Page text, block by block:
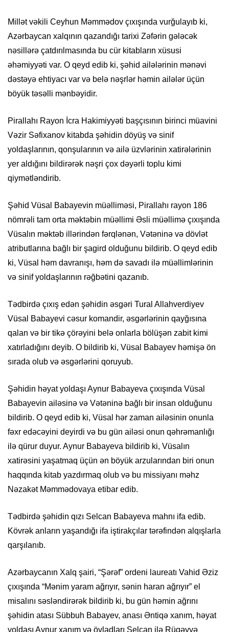
Millət vəkili Ceyhun Məmmədov çıxışında vurğulayıb ki,
Azərbaycan xalqının qazandığı tarixi Zəfərin gələcək
nəsillərə çatdırılmasında bu cür kitabların xüsusi
əhəmiyyəti var. O qeyd edib ki, şəhid ailələrinin mənəvi
dəstəyə ehtiyacı var və belə nəşrlər həmin ailələr üçün
böyük təsəlli mənbəyidir.
Pirallahı Rayon İcra Hakimiyyəti başçısının birinci müavini
Vəzir Səfixanov kitabda şəhidin döyüş və sinif
yoldaşlarının, qonşularının və ailə üzvlərinin xatirələrinin
yer aldığını bildirərək nəşri çox dəyərli toplu kimi
qiymətləndirib.
Şəhid Vüsal Babayevin müəlliməsi, Pirallahı rayon 186
nömrəli tam orta məktəbin müəllimi Əsli müəllimə çıxışında
Vüsalın məktəb illərindən fərqlənən, Vətəninə və dövlət
atributlarına bağlı bir şagird olduğunu bildirib. O qeyd edib
ki, Vüsal həm davranışı, həm də savadı ilə müəllimlərinin
və sinif yoldaşlarının rəğbətini qazanıb.
Tədbirdə çıxış edən şəhidin əsgəri Tural Allahverdiyev
Vüsal Babayevi cəsur komandir, əsgərlərinin qayğısına
qalan və bir tikə çörəyini belə onlarla bölüşən zabit kimi
xatırladığını deyib. O bildirib ki, Vüsal Babayev həmişə ön
sırada olub və əsgərlərini qoruyub.
Şəhidin həyat yoldaşı Aynur Babayeva çıxışında Vüsal
Babayevin ailəsinə və Vətəninə bağlı bir insan olduğunu
bildirib. O qeyd edib ki, Vüsal hər zaman ailəsinin onunla
fəxr edəcəyini deyirdi və bu gün ailəsi onun qəhrəmanlığı
ilə qürur duyur. Aynur Babayeva bildirib ki, Vüsalın
xatirəsini yaşatmaq üçün ən böyük arzularından biri onun
haqqında kitab yazdırmaq olub və bu missiyanı məhz
Nəzakət Məmmədovaya etibar edib.
Tədbirdə şəhidin qızı Selcan Babayeva mahnı ifa edib.
Kövrək anların yaşandığı ifa iştirakçılar tərəfindən alqışlarla
qarşılanıb.
Azərbaycanın Xalq şairi, “Şərəf” ordeni laureatı Vahid Əziz
çıxışında “Mənim yaram ağrıyır, sənin haran ağrıyır” el
misalını səsləndirərək bildirib ki, bu gün həmin ağrını
şəhidin atası Sübbuh Babayev, anası Əntiqə xanım, həyat
yoldaşı Aynur xanım və övladları Selcan ilə Rüqəyyə